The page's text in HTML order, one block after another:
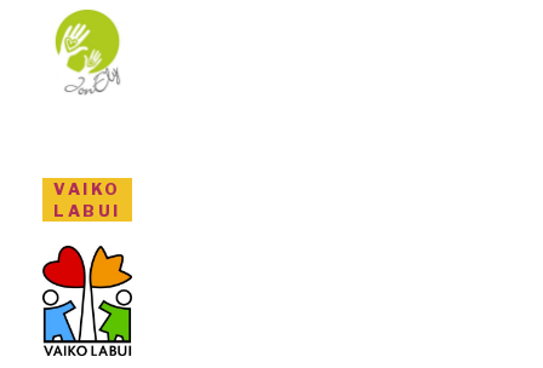
VAIKO
LABUI